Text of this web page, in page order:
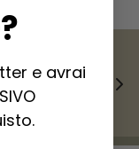
?
e avrai